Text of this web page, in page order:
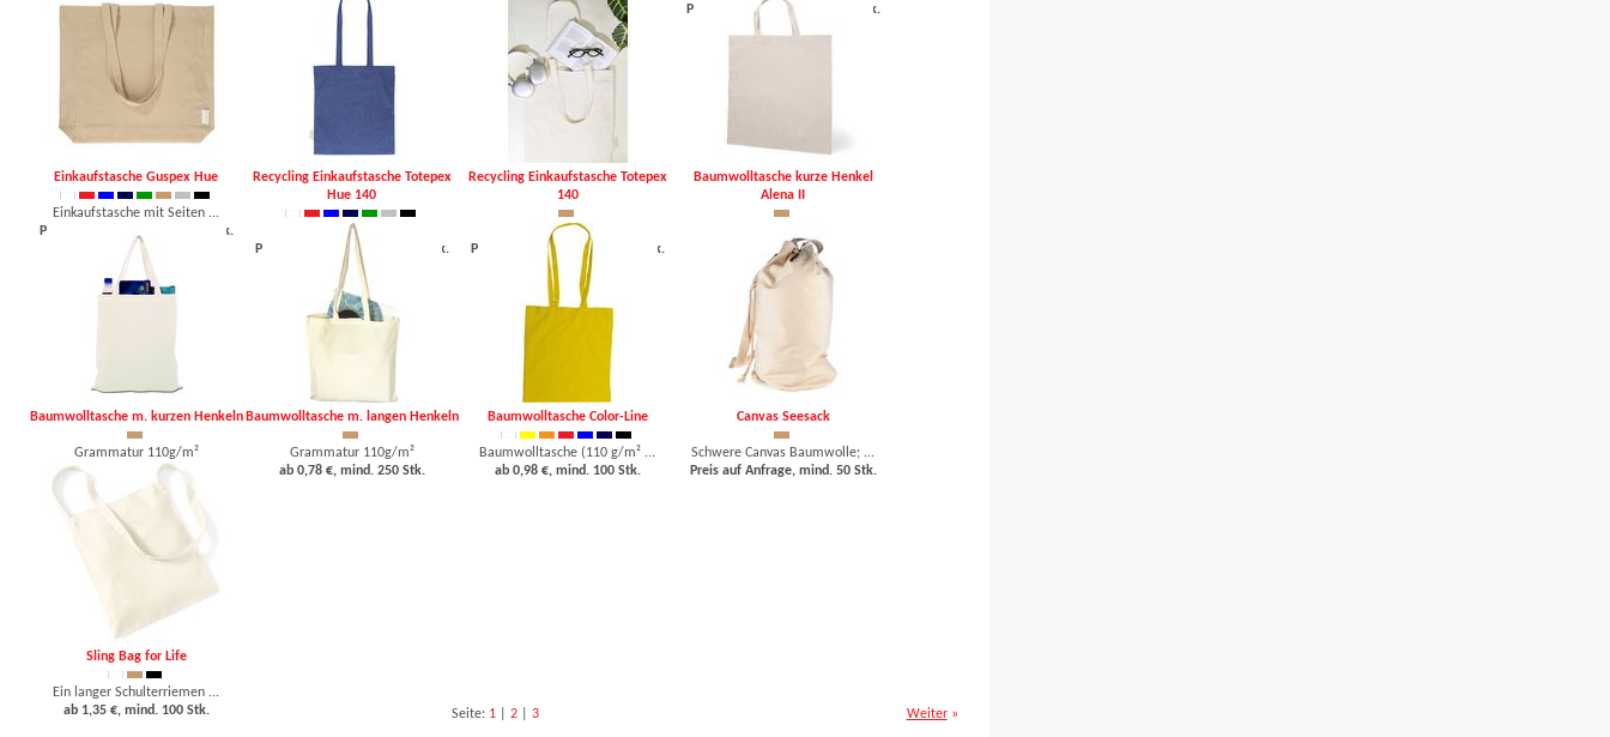
ab 0,46 €, mind. 250 Stk.
Preis auf Anfrage, mind. 100 Stk.
Einkaufstasche Guspex Hue
Einkaufstasche mit Seiten ...
Preis auf Anfrage, mind. 100 Stk.
Recycling Einkaufstasche Totepex
Hue 140
Einkaufstasche mit langen ...
Preis auf Anfrage, mind. 250 Stk.
Recycling Einkaufstasche Totepex
140
Einkaufstasche mit langen ...
Preis auf Anfrage, mind. 250 Stk.
Baumwolltasche kurze Henkel
Alena II
ab 0,51 €, mind. 250 Stk.
Baumwolltasche m. kurzen Henkeln
Grammatur 110g/m²
ab 0,85 €, mind. 250 Stk.
Baumwolltasche m. langen Henkeln
Grammatur 110g/m²
ab 0,78 €, mind. 250 Stk.
Baumwolltasche Color-Line
Baumwolltasche (110 g/m² ...
ab 0,98 €, mind. 100 Stk.
Canvas Seesack
Schwere Canvas Baumwolle; ...
Preis auf Anfrage, mind. 50 Stk.
Sling Bag for Life
Ein langer Schulterriemen ...
ab 1,35 €, mind. 100 Stk.
Seite: 1| 2| 3 Weiter»